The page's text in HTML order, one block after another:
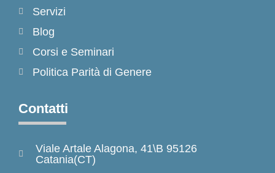
Servizi
Blog
Corsi e Seminari
Politica Parità di Genere
Contatti
Viale Artale Alagona, 41\B 95126
Catania(CT)